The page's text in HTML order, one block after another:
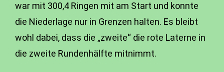
war mit 300,4 Ringen mit am Start und konnte
die Niederlage nur in Grenzen halten. Es bleibt
wohl dabei, dass die „zweite“ die rote Laterne in
die zweite Rundenhälfte mitnimmt.